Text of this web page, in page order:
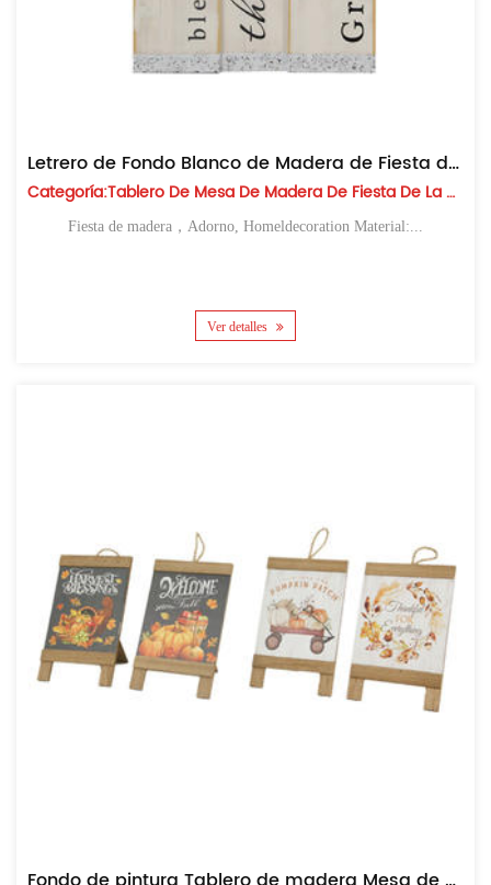
Letrero de Fondo Blanco de Madera de Fiesta de La Cosecha
Categoría:Tablero De Mesa De Madera De Fiesta De La Cosecha
Fiesta de madera，Adorno, Homeldecoration Material:...
Ver detalles